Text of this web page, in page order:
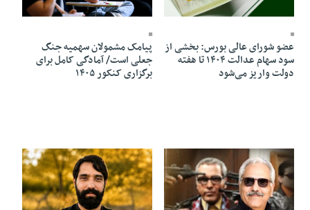
عضو شورای عالی بورس: بخشی از
سود سهام عدالت ۱۴۰۴ تا هفته
دولت واریز می‌شود
18 Mordad 1405 - 22:21
پیامک مشمولان سهمیه جنگ
جعلی است/ آمادگی کامل برای
برگزاری کنکور ۱۴۰۵